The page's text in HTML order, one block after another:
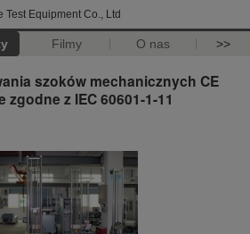
Test Equipment Co., Ltd
Filmy O nas >>
szoków mechanicznych CE
z IEC 60601-1-11